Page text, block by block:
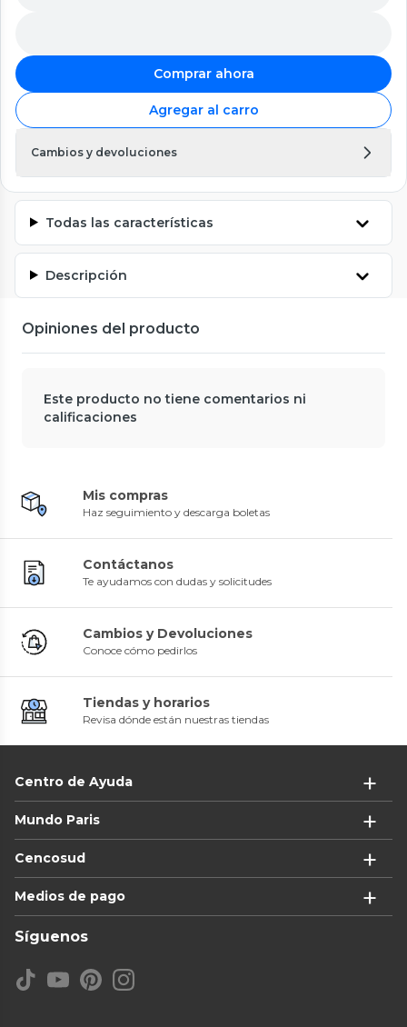
Comprar ahora
Agregar al carro
Cambios y devoluciones
Todas las características
Descripción
Opiniones del producto
Este producto no tiene comentarios ni
calificaciones
Mis compras
Haz seguimiento y descarga boletas
Contáctanos
Te ayudamos con dudas y solicitudes
Cambios y Devoluciones
Conoce cómo pedirlos
Tiendas y horarios
Revisa dónde están nuestras tiendas
Centro de Ayuda
Mundo Paris
Cencosud
Medios de pago
Síguenos